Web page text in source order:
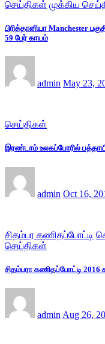
செய்திகள் முக்கிய
பிரித்தானியா Manchester
59 பேர் காயம்
admin May 23,
செய்திகள்
இரண்டாம் உலகப்போரில்
admin Oct 16,
சிதம்பர கணிதப்போட்டி
செய்திகள்
சிதம்பரா கணிதப்போட்டி 2016
admin Aug 26,